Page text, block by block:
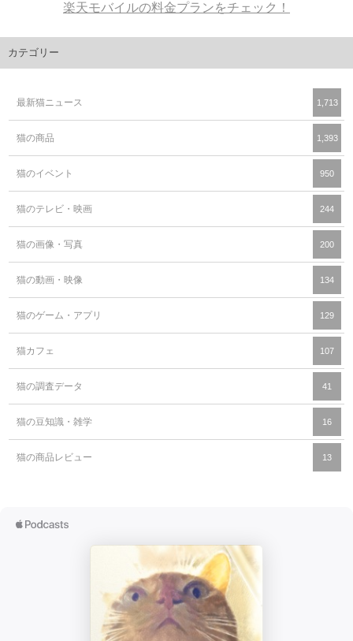
楽天モバイルの料金プランをチェック！
カテゴリー
最新猫ニュース 1,713
猫の商品 1,393
猫のイベント 950
猫のテレビ・映画 244
猫の画像・写真 200
猫の動画・映像 134
猫のゲーム・アプリ 129
猫カフェ 107
猫の調査データ 41
猫の豆知識・雑学 16
猫の商品レビュー 13